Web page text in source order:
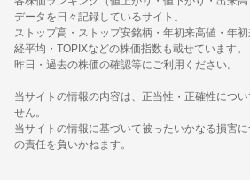
データを日々記録しているサイト。
ストップ高・ストップ安銘柄・年初来高値・年
経平均・TOPIXなどの株価指数も載せています。
昨日・過去の株価の確認等にご利用ください。
当サイトの情報の内容は、正当性・正確性につ
せん。
当サイトの情報に基づいて被ったいかなる損害
の責任を負いかねます。